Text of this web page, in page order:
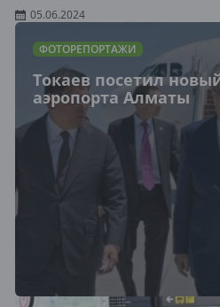
05.06.2024
ФОТОРЕПОРТАЖИ
Токаев посетил
аэропорта Алматы